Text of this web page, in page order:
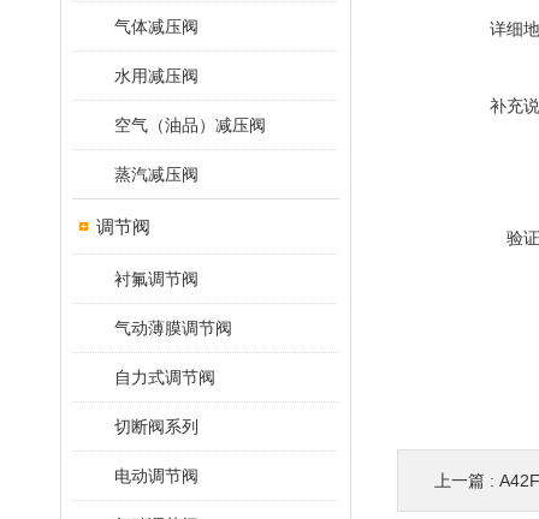
气体减压阀
水用减压阀
空气（油品）减压阀
蒸汽减压阀
调节阀
衬氟调节阀
气动薄膜调节阀
自力式调节阀
切断阀系列
电动调节阀
详细
补充
验
上一篇 :